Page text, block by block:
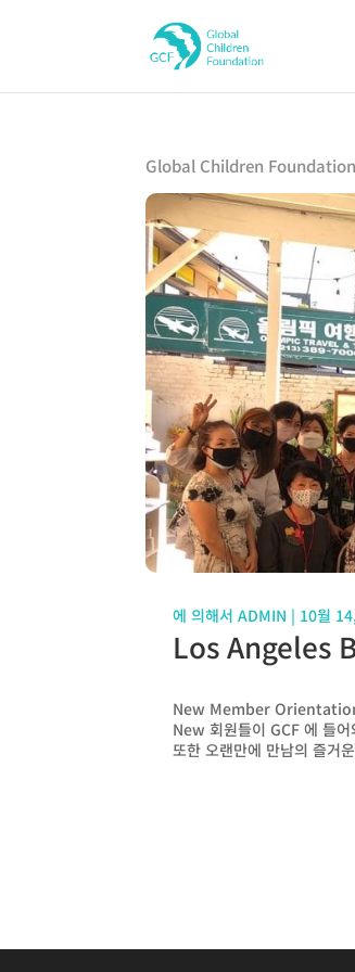
Global Children Foundation
에 의해서ADMIN | 10월
Los Angeles
New Member
New 회원들이 GCF 에 들
또한 오랜만에 만남의 즐거